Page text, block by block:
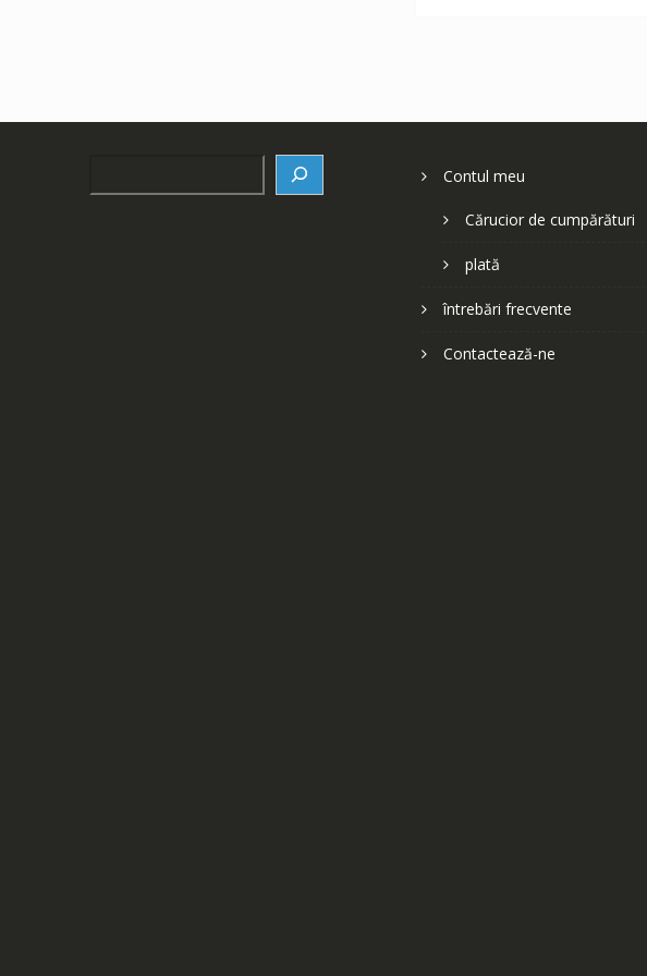
Contul meu
Cărucior de cumpărături
plată
întrebări frecvente
Contactează-ne